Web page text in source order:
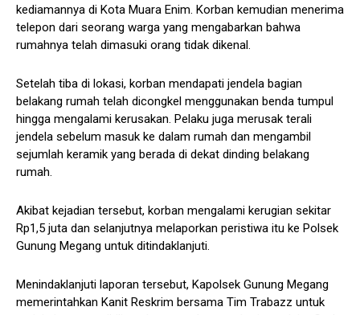
kediamannya di Kota Muara Enim. Korban kemudian menerima
telepon dari seorang warga yang mengabarkan bahwa
rumahnya telah dimasuki orang tidak dikenal.
Setelah tiba di lokasi, korban mendapati jendela bagian
belakang rumah telah dicongkel menggunakan benda tumpul
hingga mengalami kerusakan. Pelaku juga merusak terali
jendela sebelum masuk ke dalam rumah dan mengambil
sejumlah keramik yang berada di dekat dinding belakang
rumah.
Akibat kejadian tersebut, korban mengalami kerugian sekitar
Rp1,5 juta dan selanjutnya melaporkan peristiwa itu ke Polsek
Gunung Megang untuk ditindaklanjuti.
Menindaklanjuti laporan tersebut, Kapolsek Gunung Megang
memerintahkan Kanit Reskrim bersama Tim Trabazz untuk